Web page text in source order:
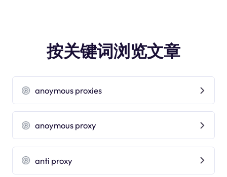
按关键词浏览文章
anoymous proxies
anoymous proxy
anti proxy